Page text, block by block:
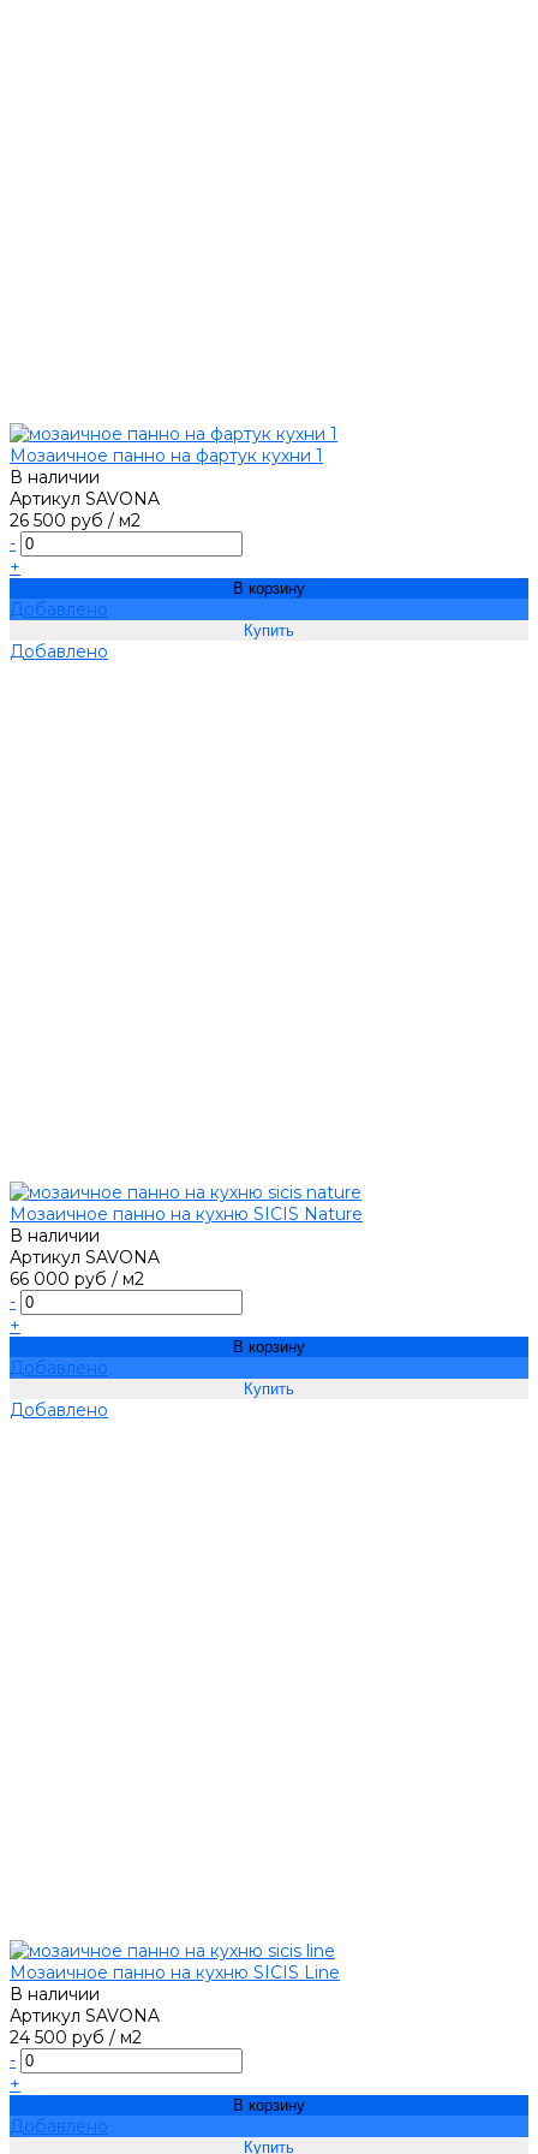
Мозаичное панно на фартук кухни 1
В наличии
Артикул SAVONA
26 500 руб / м2
-
+
В корзину
Добавлено
Добавлено
Мозаичное панно на кухню SICIS Nature
В наличии
Артикул SAVONA
66 000 руб / м2
-
+
В корзину
Добавлено
Добавлено
Мозаичное панно на кухню SICIS Line
В наличии
Артикул SAVONA
24 500 руб / м2
-
+
В корзину
Добавлено